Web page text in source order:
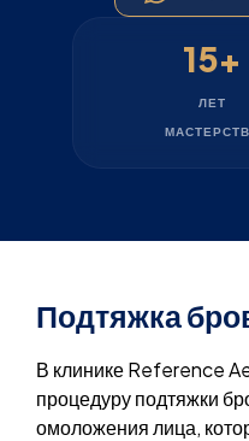
15+
ЛЕТ
Подтяжка
В клинике Reference
процедуру подтяжки
омоложения лица,